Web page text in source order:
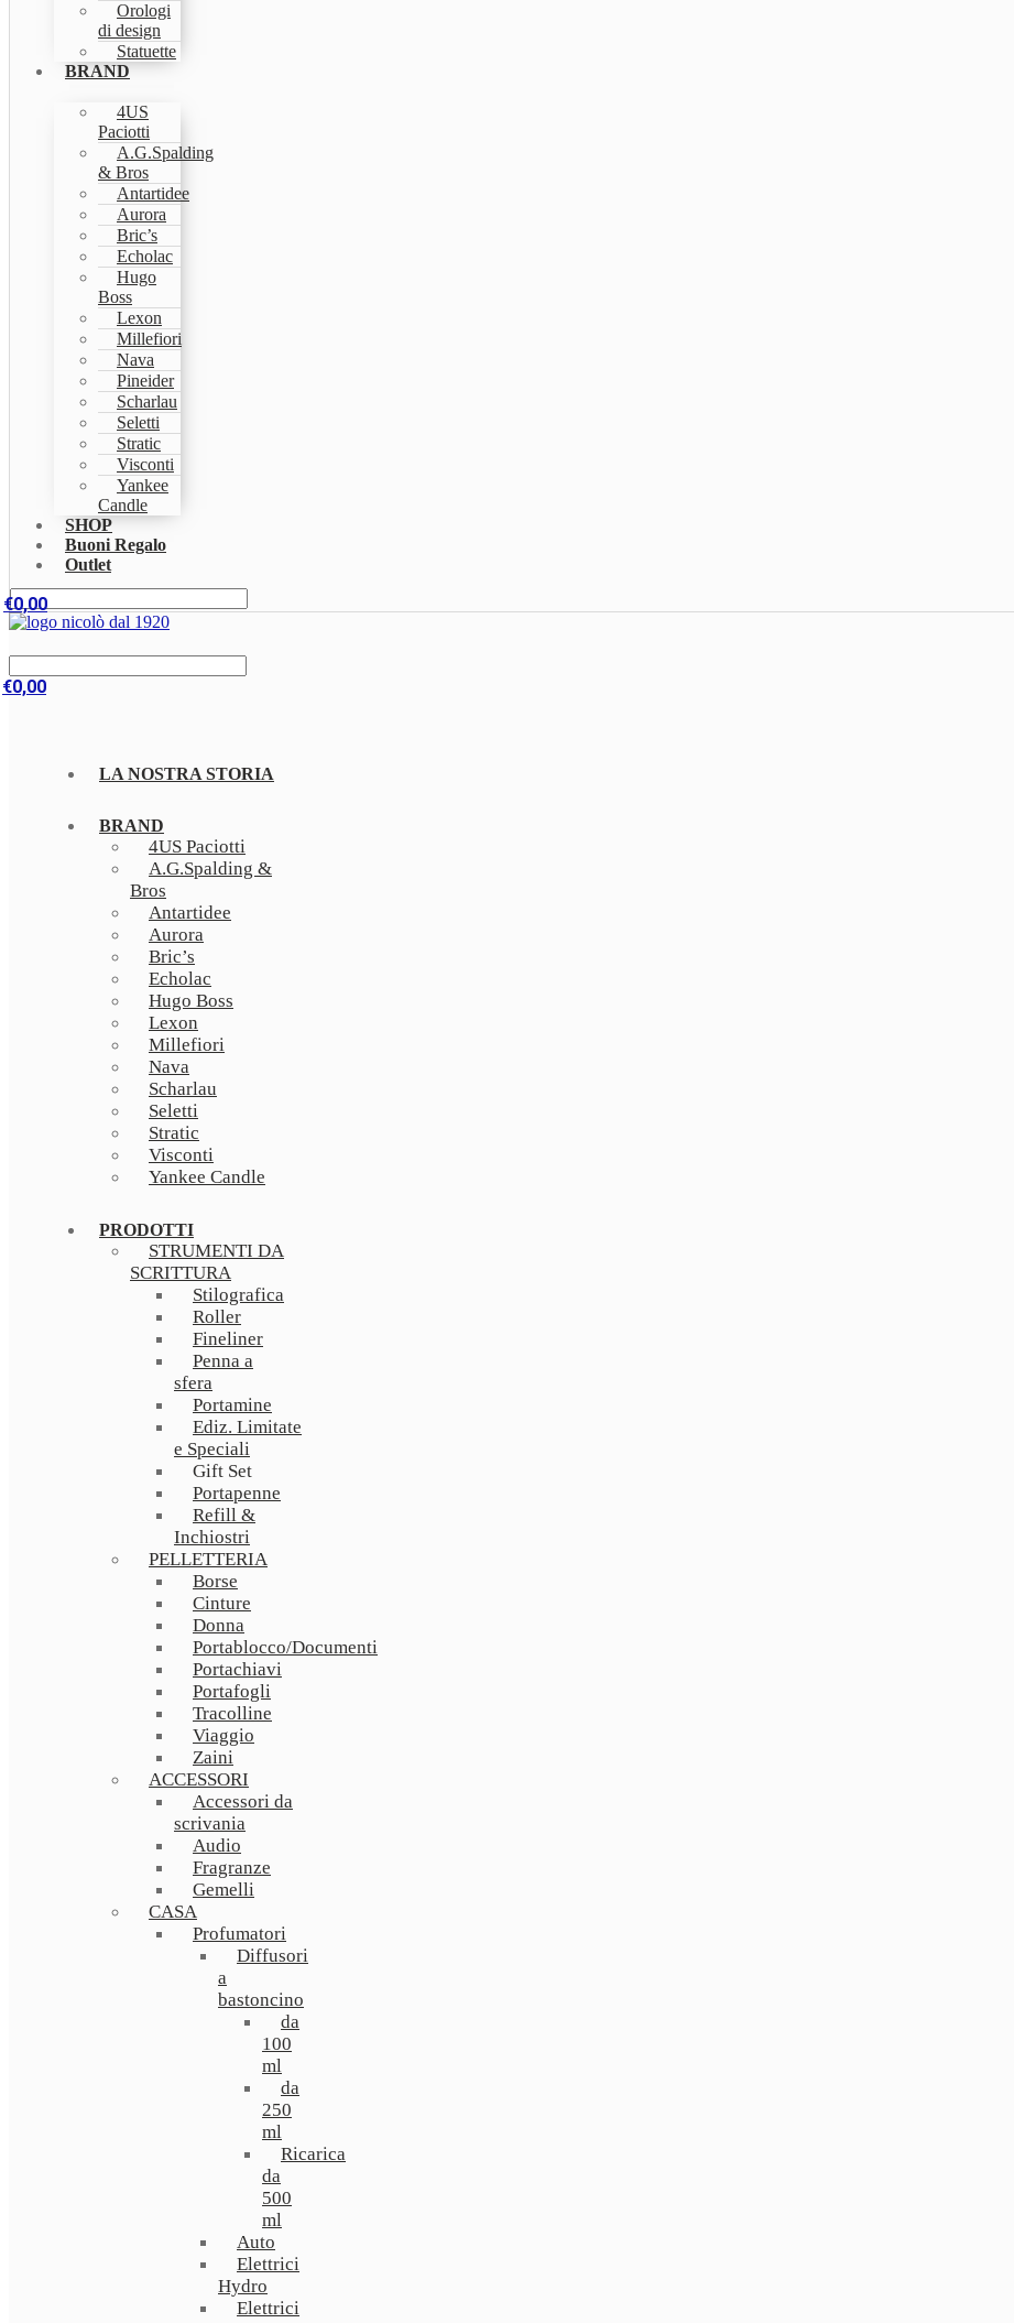
Orologi
di design
Statuette
BRAND
4US
Paciotti
A.G.Spalding
& Bros
Antartidee
Aurora
Bric’s
Echolac
Hugo
Boss
Lexon
Millefiori
Nava
Pineider
Scharlau
Seletti
Stratic
Visconti
Yankee
Candle
SHOP
Buoni Regalo
Outlet
€0,00
€0,00
LA NOSTRA STORIA
BRAND
4US Paciotti
A.G.Spalding &
Bros
Antartidee
Aurora
Bric’s
Echolac
Hugo Boss
Lexon
Millefiori
Nava
Scharlau
Seletti
Stratic
Visconti
Yankee Candle
PRODOTTI
STRUMENTI DA
SCRITTURA
Stilografica
Roller
Fineliner
Penna a
sfera
Portamine
Ediz. Limitate
e Speciali
Gift Set
Portapenne
Refill &
Inchiostri
PELLETTERIA
Borse
Cinture
Donna
Portablocco/Documenti
Portachiavi
Portafogli
Tracolline
Viaggio
Zaini
ACCESSORI
Accessori da
scrivania
Audio
Fragranze
Gemelli
CASA
Profumatori
Diffusori
a
bastoncino
da
100
ml
da
250
ml
Ricarica
da
500
ml
Auto
Elettrici
Hydro
Elettrici